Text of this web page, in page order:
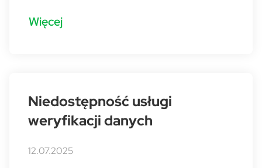
Więcej
Niedostępność usługi
weryfikacji danych
12.07.2025